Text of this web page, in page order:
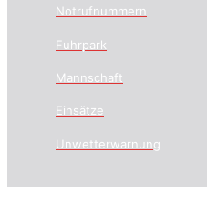
Notrufnummern
Fuhrpark
Mannschaft
Einsätze
Unwetterwarnung